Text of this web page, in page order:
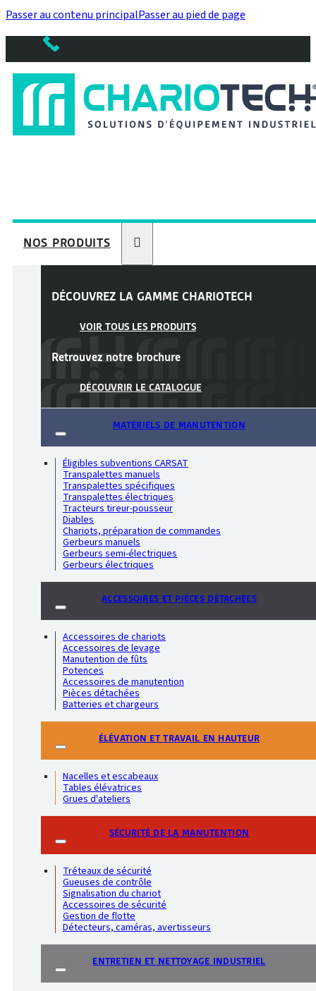
Passer au contenu principalPasser au pied de page
NOS PRODUITS
DÉCOUVREZ LA GAMME CHARIOTECH
VOIR TOUS LES PRODUITS
Retrouvez notre brochure
DÉCOUVRIR LE CATALOGUE
MATÉRIELS DE MANUTENTION
Éligibles subventions CARSAT
Transpalettes manuels
Transpalettes spécifiques
Transpalettes électriques
Tracteurs tireur-pousseur
Diables
Chariots, préparation de commandes
Gerbeurs manuels
Gerbeurs semi-électriques
Gerbeurs électriques
ACCESSOIRES ET PIÈCES DÉTACHÉES
Accessoires de chariots
Accessoires de levage
Manutention de fûts
Potences
Accessoires de manutention
Pièces détachées
Batteries et chargeurs
ÉLÉVATION ET TRAVAIL EN HAUTEUR
Nacelles et escabeaux
Tables élévatrices
Grues d'ateliers
SÉCURITÉ DE LA MANUTENTION
Tréteaux de sécurité
Gueuses de contrôle
Signalisation du chariot
Accessoires de sécurité
Gestion de flotte
Détecteurs, caméras, avertisseurs
ENTRETIEN ET NETTOYAGE INDUSTRIEL